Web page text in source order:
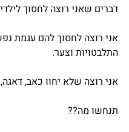
דברים שאני רוצה לחסוך
אני רוצה לחסוך להם עגמת
התלבטויות וצער.
אני רוצה שלא יחוו כאב,
תנחשו מה??